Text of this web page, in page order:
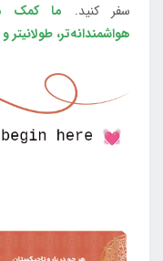
سفر کنید. ما کمک
هواشمندانه‌تر، طولانی‎تر و هیجان‌انگیزتر باشد.